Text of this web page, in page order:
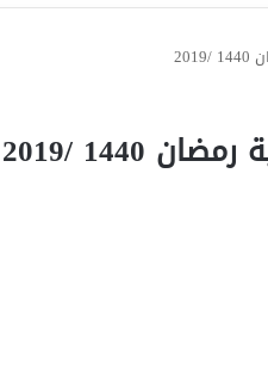
/2019